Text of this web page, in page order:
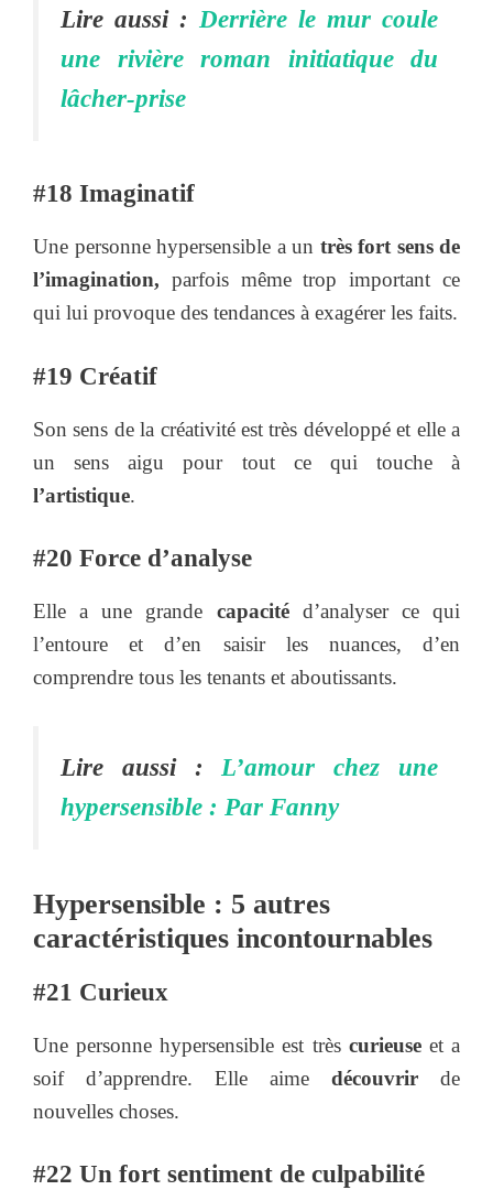
Lire aussi : Derrière le mur coule
une rivière roman initiatique du
lâcher-prise
#18 Imaginatif
Une personne hypersensible a un très fort sens de
l’imagination, parfois même trop important ce
qui lui provoque des tendances à exagérer les faits.
#19 Créatif
Son sens de la créativité est très développé et elle a
un sens aigu pour tout ce qui touche à
l’artistique.
#20 Force d’analyse
Elle a une grande capacité d’analyser ce qui
l’entoure et d’en saisir les nuances, d’en
comprendre tous les tenants et aboutissants.
Lire aussi : L’amour chez une
hypersensible : Par Fanny
Hypersensible : 5 autres
caractéristiques incontournables
#21 Curieux
Une personne hypersensible est très curieuse et a
soif d’apprendre. Elle aime découvrir de
nouvelles choses.
#22 Un fort sentiment de culpabilité